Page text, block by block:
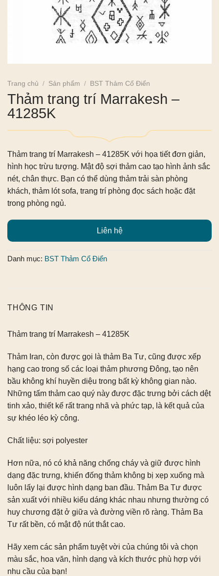
Trang chủ / Sản phẩm / BST Thảm Cổ Điển
Thảm trang trí Marrakesh –
41285K
Thảm trang trí Marrakesh – 41285K với họa tiết đơn giản,
hình học trừu tượng. Mật độ sợi thảm cao tạo hình ảnh sắc
nét, chân thực. Bạn có thể dùng thảm trải sàn phòng
khách, thảm lót sofa, trang trí phòng đọc sách hoặc đặt
trong phòng ngủ.
Liên hệ
Danh mục: BST Thảm Cổ Điển
THÔNG TIN
Thảm trang trí Marrakesh – 41285K
Thảm Iran, còn được gọi là thảm Ba Tư, cũng được xếp
hạng cao trong số các loại thảm phương Đông, tạo nên
bầu không khí huyền diệu trong bất kỳ không gian nào.
Những tấm thảm cao quý này được đặc trưng bởi cách dệt
tinh xảo, thiết kế rất trang nhã và phức tạp, là kết quả của
sự khéo léo kỳ công.
Chất liệu: sợi polyester
Hơn nữa, nó có khả năng chống cháy và giữ được hình
dạng đặc trưng, ​​khiến đống thảm không bị xẹp xuống mà
luôn lấy lại được hình dạng ban đầu. Thảm Ba Tư được
sản xuất với nhiều kiểu dáng khác nhau nhưng thường có
huy chương đặt ở giữa và đường viền rõ ràng. Thảm Ba
Tư rất bền, có mật độ nút thắt cao.
Hãy xem các sản phẩm tuyệt vời của chúng tôi và chọn
màu sắc, hoa văn, hình dạng và kích thước phù hợp với
nhu cầu của bạn!